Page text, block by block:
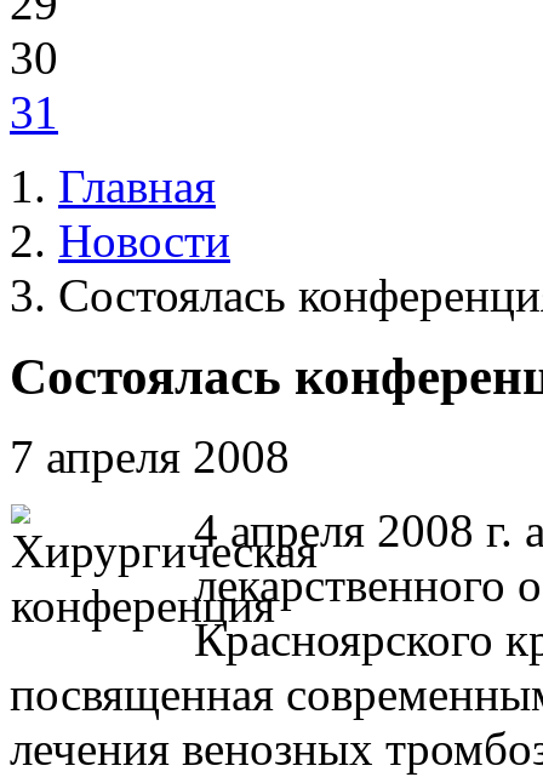
30
31
Главная
Новости
Состоялась
Состоялась
7 апреля 2008
4 апреля 2008 г.
лекарственного
Красноярского
посвященная
лечения венозных